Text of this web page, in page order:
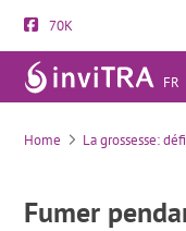
70K
FR
Fumer
Home La grossesse:
Fumer